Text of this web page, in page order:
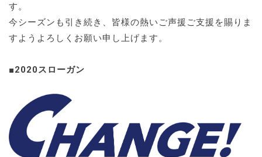
す。
今シーズンも引き続き、皆様の熱いご声援ご支援を賜りま
すようよろしくお願い申し上げます。
■2020スローガン